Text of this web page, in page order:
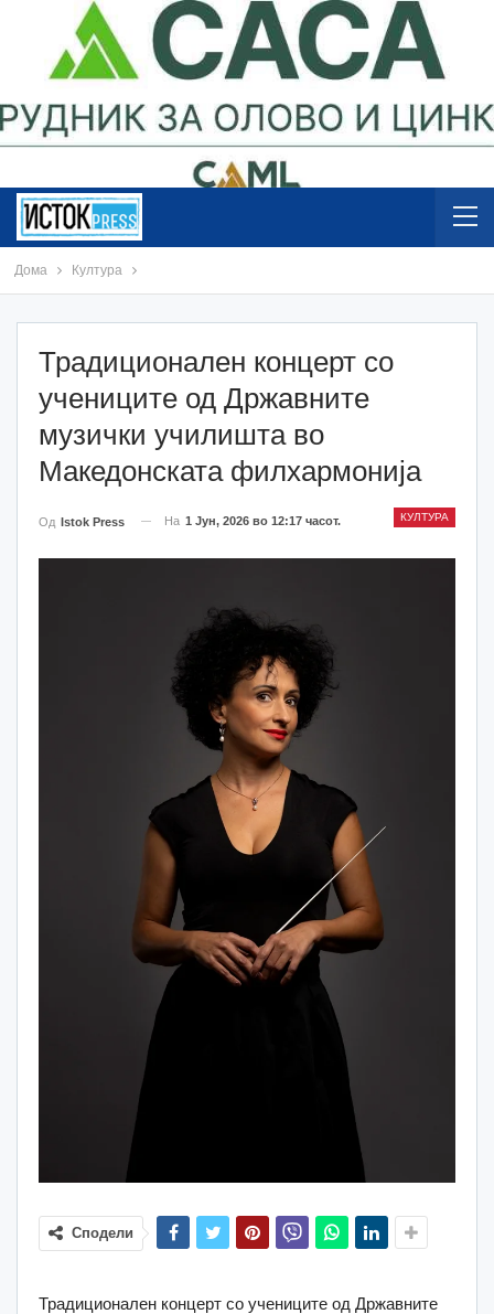
Дома Култура
Традиционален концерт со
учениците од Државните
музички училишта во
Македонската филхармонија
КУЛТУРА
Од Istok Press На 1 Јун, 2026 во 12:17 часот.
Сподели
Традиционален концерт со учениците од Државните